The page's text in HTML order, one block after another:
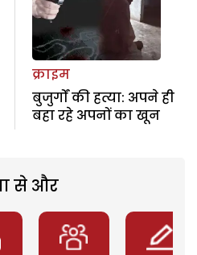
क्राइम
बुजुर्गों की हत्या: अपने ही
बहा रहे अपनों का खून
से और